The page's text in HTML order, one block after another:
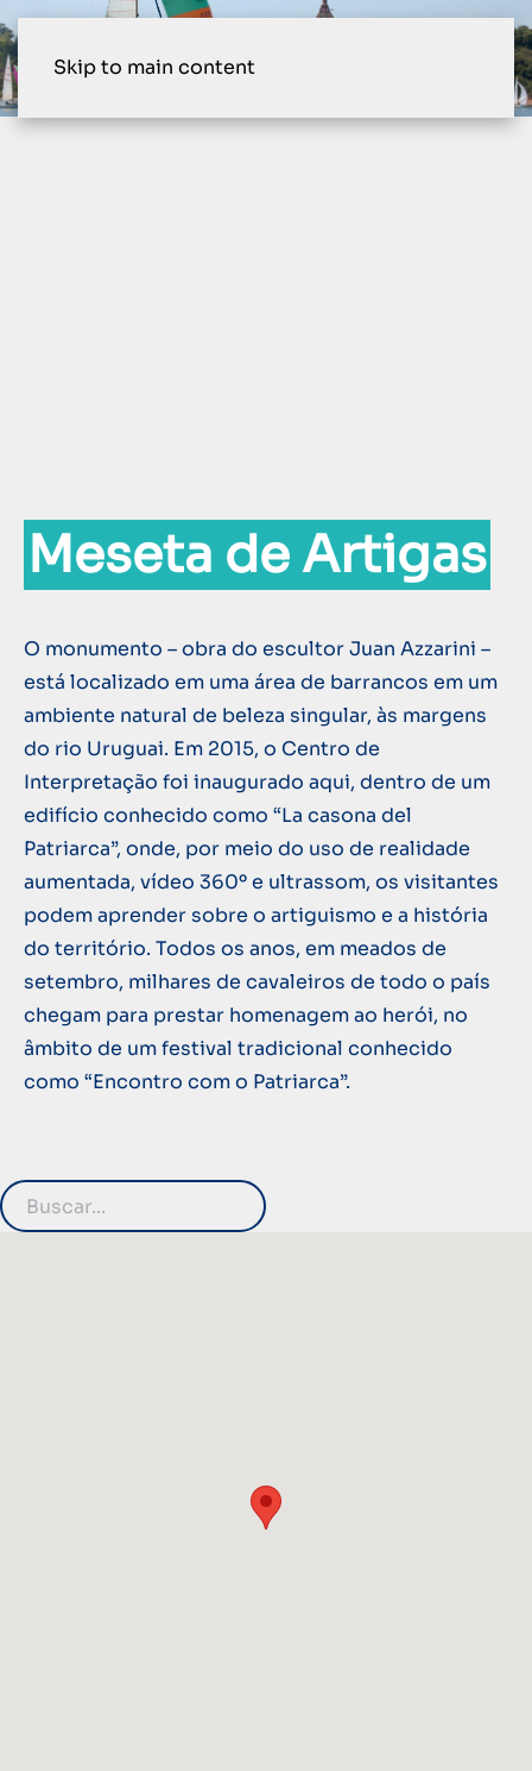
Skip to main content
Meseta de Artigas
O monumento – obra do escultor Juan Azzarini –
está localizado em uma área de barrancos em um
ambiente natural de beleza singular, às margens
do rio Uruguai. Em 2015, o Centro de
Interpretação foi inaugurado aqui, dentro de um
edifício conhecido como “La casona del
Patriarca”, onde, por meio do uso de realidade
aumentada, vídeo 360º e ultrassom, os visitantes
podem aprender sobre o artiguismo e a história
do território. Todos os anos, em meados de
setembro, milhares de cavaleiros de todo o país
chegam para prestar homenagem ao herói, no
âmbito de um festival tradicional conhecido
como “Encontro com o Patriarca”.